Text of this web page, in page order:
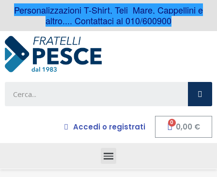
Personalizzazioni T-Shirt, Teli Mare, Cappellini e
altro.... Contattaci al 010/600900
Accedi o registrati 0,00 €